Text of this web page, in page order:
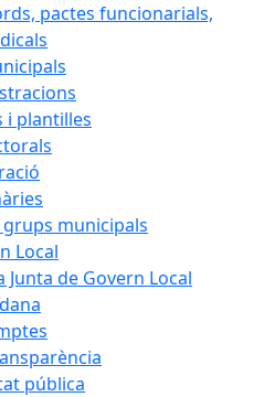
pactes funcionarials,
i plantilles
municipals
Local
Junta de Govern Local
pública